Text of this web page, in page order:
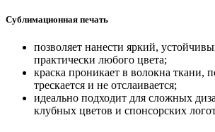
Сублимационная печать
позволяет нанести яркий,
практически любого цвета;
краска проникает в волокна ткани,
трескается и не отслаивается;
идеально подходит для сложных
клубных цветов и спонсорских